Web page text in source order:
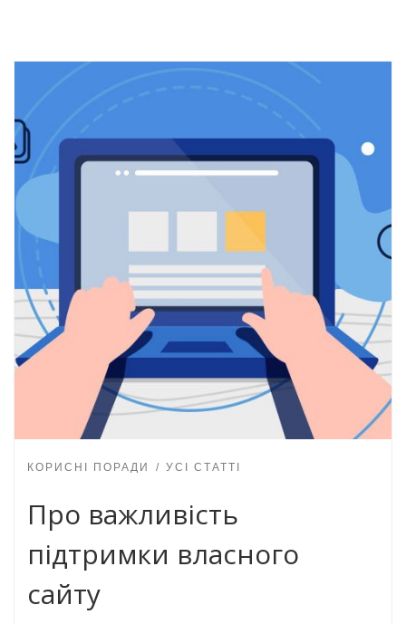
КОРИСНІ ПОРАДИ УСІ СТАТТІ
Про важливість
підтримки власного
сайту